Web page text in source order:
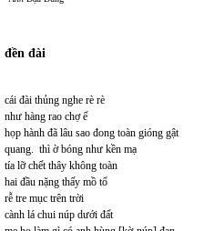
đền đài
cái đài thủng nghe rè rè
như hàng rao chợ ế
họp hành đã lâu sao đong toàn gióng gật
quang. thì ờ bóng như kền mạ
tía lỡ chết thây không toàn
hai đầu nặng thấy mồ tổ
rễ tre mục trên trời
cành lá chui núp dưới đất